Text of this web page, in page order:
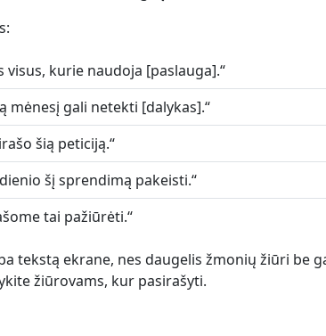
visus, kurie naudoja [paslauga].“
mėnesį gali netekti [dalykas].“
šią peticiją.“
šį sprendimą pakeisti.“
tai pažiūrėti.“
tekstą ekrane, nes daugelis žmonių žiūri be
žiūrovams, kur pasirašyti.